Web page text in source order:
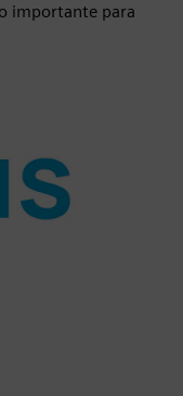
importante para